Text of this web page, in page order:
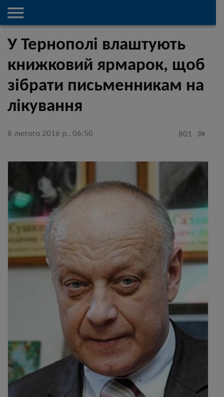

У Тернополі влаштують
книжковий ярмарок, щоб
зібрати письменникам на
лікування
8 лютого 2016 р., 06:50 801 